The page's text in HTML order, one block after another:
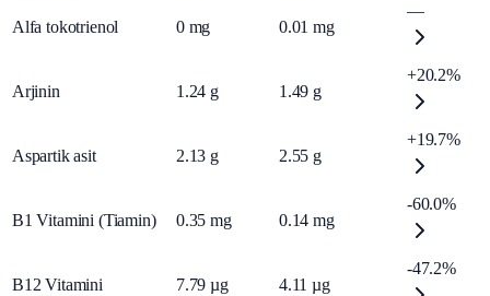
Alfa tokotrienol 0 mg 0.01 mg
—
Arjinin 1.24 g 1.49 g
+20.2%
Aspartik asit 2.13 g 2.55 g
+19.7%
B1 Vitamini (Tiamin) 0.35 mg 0.14 mg
-60.0%
B12 Vitamini 7.79 µg 4.11 µg
-47.2%